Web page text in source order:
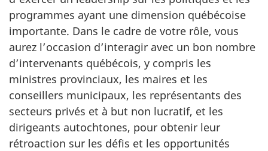
programmes ayant une dimension québécoise
importante. Dans le cadre de votre rôle, vous
aurez l’occasion d’interagir avec un bon nombre
d’intervenants québécois, y compris les
ministres provinciaux, les maires et les
conseillers municipaux, les représentants des
secteurs privés et à but non lucratif, et les
dirigeants autochtones, pour obtenir leur
rétroaction sur les défis et les opportunités